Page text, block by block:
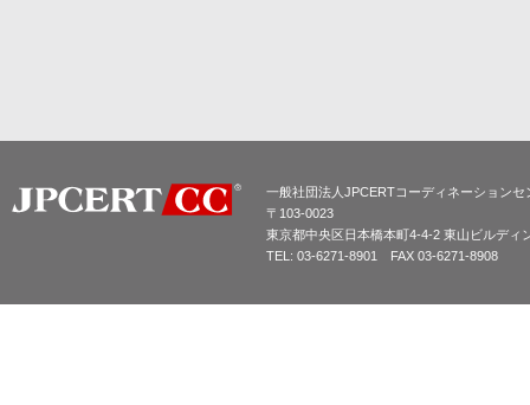
一般社団法人JPCERTコーディネーションセ
〒103-0023
東京都中央区日本橋本町4-4-2 東山ビルディ
TEL: 03-6271-8901 FAX 03-6271-8908